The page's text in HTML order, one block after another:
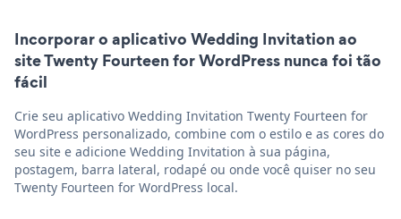
Incorporar o aplicativo Wedding Invitation ao
site Twenty Fourteen for WordPress nunca foi tão
fácil
Crie seu aplicativo Wedding Invitation Twenty Fourteen for
WordPress personalizado, combine com o estilo e as cores do
seu site e adicione Wedding Invitation à sua página,
postagem, barra lateral, rodapé ou onde você quiser no seu
Twenty Fourteen for WordPress local.